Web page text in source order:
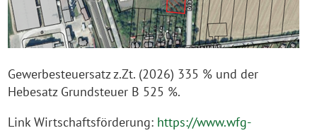
Gewerbesteuersatz z.Zt. (2026) 335 % und der
Hebesatz Grundsteuer B 525 %.
Link Wirtschaftsförderung: https://www.wfg-